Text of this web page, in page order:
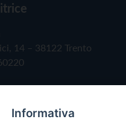
14 – 38122 Trento
Informativa